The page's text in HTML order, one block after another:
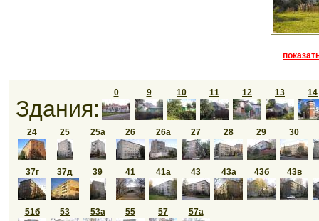
Здания:
0 9 10 11 12 13 14
24 25 25а 26 26а 27 28 29 30
37г 37д 39 41 41а 43 43а 43б 43в
51б 53 53а 55 57 57а